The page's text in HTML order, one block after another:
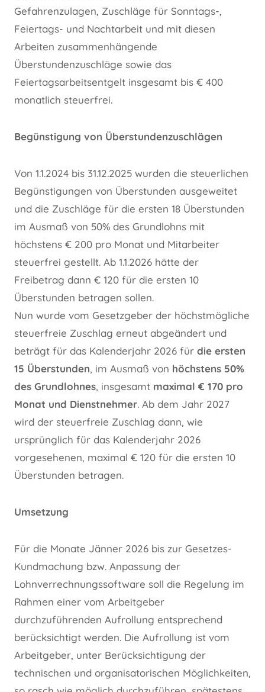
Gefahrenzulagen, Zuschläge für Sonntags-,
Feiertags- und Nachtarbeit und mit diesen
Arbeiten zusammenhängende
Überstundenzuschläge sowie das
Feiertagsarbeitsentgelt insgesamt bis € 400
monatlich steuerfrei.
Begünstigung von Überstundenzuschlägen
Von 1.1.2024 bis 31.12.2025 wurden die steuerlichen
Begünstigungen von Überstunden ausgeweitet
und die Zuschläge für die ersten 18 Überstunden
im Ausmaß von 50% des Grundlohns mit
höchstens € 200 pro Monat und Mitarbeiter
steuerfrei gestellt. Ab 1.1.2026 hätte der
Freibetrag dann € 120 für die ersten 10
Überstunden betragen sollen.
Nun wurde vom Gesetzgeber der höchstmögliche
steuerfreie Zuschlag erneut abgeändert und
beträgt für das Kalenderjahr 2026 für die ersten
15 Überstunden, im Ausmaß von höchstens 50%
des Grundlohnes, insgesamt maximal € 170 pro
Monat und Dienstnehmer. Ab dem Jahr 2027
wird der steuerfreie Zuschlag dann, wie
ursprünglich für das Kalenderjahr 2026
vorgesehenen, maximal € 120 für die ersten 10
Überstunden betragen.
Umsetzung
Für die Monate Jänner 2026 bis zur Gesetzes-
Kundmachung bzw. Anpassung der
Lohnverrechnungssoftware soll die Regelung im
Rahmen einer vom Arbeitgeber
durchzuführenden Aufrollung entsprechend
berücksichtigt werden. Die Aufrollung ist vom
Arbeitgeber, unter Berücksichtigung der
technischen und organisatorischen Möglichkeiten,